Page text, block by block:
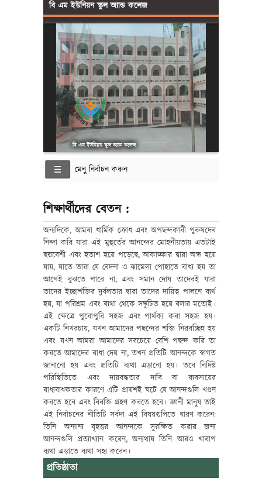
বি এম ইউনিয়ন স্কুল অ্যান্ড কলেজ
বি এম ইউনিয়ন স্কুল অ্যান্ড কলেজ
মেনু নির্বাচন করুন
শিক্ষার্থীদের বেতন :
অন্যদিকে, আমরা ধার্মিক ক্রোধ এবং অপছন্দকারী পুরুষদের
নিন্দা করি যারা এই মুহুর্তের আনন্দের মোহনীয়তায় এতটাই
ছদ্মবেশী এবং হতাশ হয়ে পড়েছে, আকাঙ্ক্ষার দ্বারা অন্ধ হয়ে
যায়, যাতে তারা যে বেদনা ও ঝামেলা পোহাতে বাধ্য হয় তা
আগেই বুঝতে পারে না; এবং সমান দোষ তাদেরই যারা
তাদের ইচ্ছাশক্তির দুর্বলতার দ্বারা তাদের দায়িত্ব পালনে ব্যর্থ
হয়, যা পরিশ্রম এবং ব্যথা থেকে সঙ্কুচিত হয়ে বলার মতোই।
এই ক্ষেত্রে পুরোপুরি সহজ এবং পার্থক্য করা সহজ হয়।
একটি নিখরচায়, যখন আমাদের পছন্দের শক্তি নিরবচ্ছিন্ন হয়
এবং যখন আমরা আমাদের সবচেয়ে বেশি পছন্দ করি তা
করতে আমাদের বাধা দেয় না, তখন প্রতিটি আনন্দকে স্বাগত
জানানো হয় এবং প্রতিটি ব্যথা এড়ানো হয়। তবে নির্দিষ্ট
পরিস্থিতিতে এবং দায়বদ্ধতার দাবি বা ব্যবসায়ের
বাধ্যবাধকতার কারণে এটি প্রায়শই ঘটে যে আনন্দগুলি খণ্ডন
করতে হবে এবং বিরক্তি গ্রহণ করতে হবে। জ্ঞানী মানুষ তাই
এই নির্বাচনের নীতিটি সর্বদা এই বিষয়গুলিতে ধারণ করেন:
তিনি অন্যান্য বৃহত্তর আনন্দকে সুরক্ষিত করার জন্য
আনন্দগুলি প্রত্যাখ্যান করেন, অন্যথায় তিনি আরও খারাপ
ব্যথা এড়াতে ব্যথা সহ্য করেন।
প্রতিষ্ঠাতা